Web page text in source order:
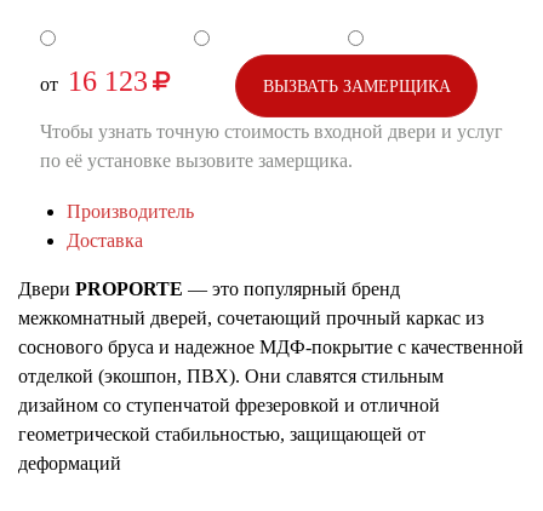
от 16 123 ВЫЗВАТЬ ЗАМЕРЩИКА
Чтобы узнать точную стоимость входной двери и услуг
по её установке вызовите замерщика.
Производитель
Доставка
Двери PROPORTE — это популярный бренд
межкомнатный дверей, сочетающий прочный каркас из
соснового бруса и надежное МДФ-покрытие с качественной
отделкой (экошпон, ПВХ). Они славятся стильным
дизайном со ступенчатой фрезеровкой и отличной
геометрической стабильностью, защищающей от
деформаций